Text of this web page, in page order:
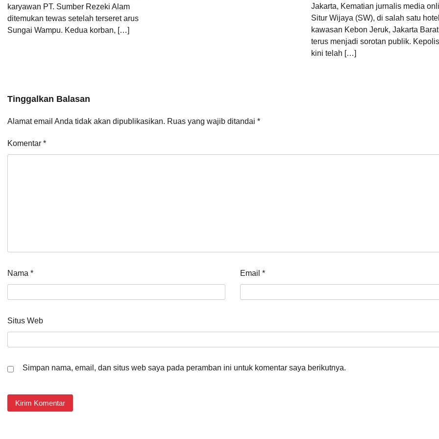
karyawan PT. Sumber Rezeki Alam
ditemukan tewas setelah terseret arus
Sungai Wampu. Kedua korban, […]
Jakarta, Kematian jurnalis media
Situr Wijaya (SW), di salah satu
kawasan Kebon Jeruk, Jakarta
terus menjadi sorotan publik.
kini telah […]
Tinggalkan Balasan
Alamat email Anda tidak akan dipublikasikan. Ruas yang wajib ditandai *
Komentar *
Nama * Email *
Situs Web
Simpan nama, email, dan situs web saya pada peramban ini untuk komentar saya berikutnya.